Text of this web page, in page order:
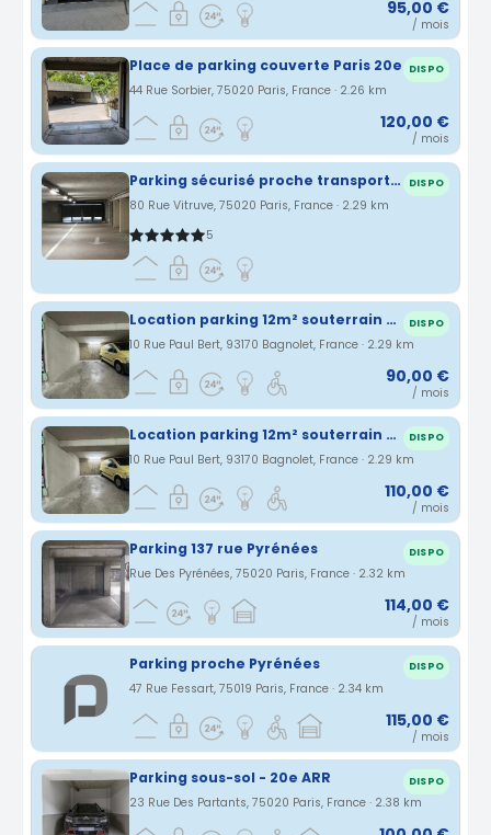
95,00 €
/ mois
Place de parking couverte Paris 20e DISPO
44 Rue Sorbier, 75020 Paris, France · 2.26 km
120,00 €
/ mois
Parking sécurisé proche transports Paris 20 DISPO
80 Rue Vitruve, 75020 Paris, France · 2.29 km
5
Location parking 12m² souterrain et sécurisé - Rue Paul Bert - Quartier coutures Bagnolet (proche ligne 9 et 3) DISPO
10 Rue Paul Bert, 93170 Bagnolet, France · 2.29 km
90,00 €
/ mois
Location parking 12m² souterrain et sécurisé - Rue Paul Bert - Quartier coutures Bagnolet (proche ligne 9 et 3) DISPO
10 Rue Paul Bert, 93170 Bagnolet, France · 2.29 km
110,00 €
/ mois
Parking 137 rue Pyrénées DISPO
Rue Des Pyrénées, 75020 Paris, France · 2.32 km
114,00 €
/ mois
Parking proche Pyrénées DISPO
47 Rue Fessart, 75019 Paris, France · 2.34 km
115,00 €
/ mois
Parking sous-sol - 20e ARR DISPO
23 Rue Des Partants, 75020 Paris, France · 2.38 km